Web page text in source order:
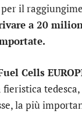
il
a 20
Cells
fieristica
la più